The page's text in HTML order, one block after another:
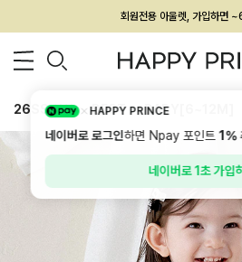
회원전용 아울렛, 가입하면
멤버십 최대 28,000원
26SS 신상 BEST BABY[6~12M]
HAPPY PRINCE
네이버로 로그인하면 Npay 포인트1%
네이버로 1초 가입